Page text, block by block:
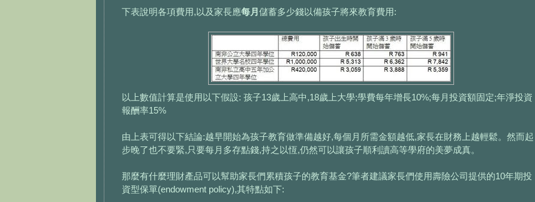
下表說明各項費用,以及家長應每月 儲蓄多少錢以備孩子將來教育費用:
以上數值計算是使用以下假設: 孩子13歲上高中,18歲上大學;學費每年增長10%;每月投資額固定;年淨投資
報酬率15%
由上表可得以下結論:越早開始為孩子教育做準備越好,每個月所需金額越低,家長在財務上越輕鬆。然而起
步晚了也不要緊,只要每月多存點錢,持之以恆,仍然可以讓孩子順利讀高等學府的美夢成真。
那麼有什麼理財產品可以幫助家長們累積孩子的教育基金?筆者建議家長們使用壽險公司提供的10年期投
資型保單(endowment policy),其特點如下: